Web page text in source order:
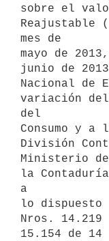
sobre el
Reajustable
mes de
mayo de
junio de
Nacional de
variación
del
Consumo y
División
Ministerio de
la
a
lo dispuesto
Nros.
15.154 de